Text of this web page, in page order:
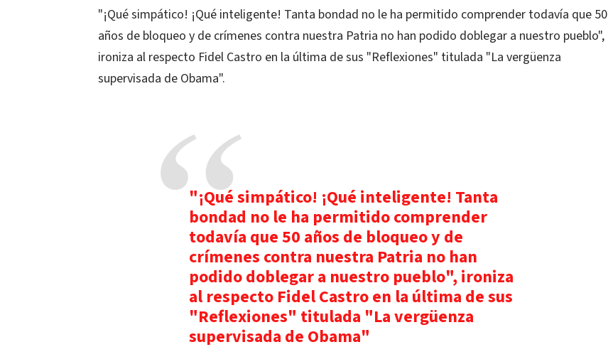
"¡Qué simpático! ¡Qué inteligente! Tanta bondad no le ha permitido comprender todavía que 50
años de bloqueo y de crímenes contra nuestra Patria no han podido doblegar a nuestro pueblo",
ironiza al respecto Fidel Castro en la última de sus "Reflexiones" titulada "La vergüenza
supervisada de Obama".
"¡Qué simpático! ¡Qué inteligente! Tanta
bondad no le ha permitido comprender
todavía que 50 años de bloqueo y de
crímenes contra nuestra Patria no han
podido doblegar a nuestro pueblo", ironiza
al respecto Fidel Castro en la última de sus
"Reflexiones" titulada "La vergüenza
supervisada de Obama"